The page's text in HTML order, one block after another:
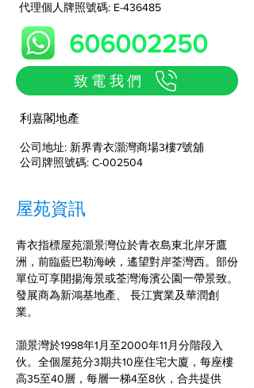
代理個人牌照號碼: E-436485
606002250
致電我們
利嘉閣地產
公司地址: 新界青衣灝灣商場3樓7號舖
公司牌照號碼: C-002504
屋苑資訊
青衣指標屋苑灝景灣位於青衣島東北岸牙鷹
洲，前臨藍巴勒海峽，遙望對岸荃灣西。部份
單位可享開揚海景或荃灣海濱公園一帶景致。
發展商為新鴻基地產、 長江實業及華潤創
業。
灝景灣於1998年1月至2000年11月分階段入
伙。全個屋苑分3期共10座住宅大廈，每座樓
高35至40層，每層一梯4至8伙，合共提供